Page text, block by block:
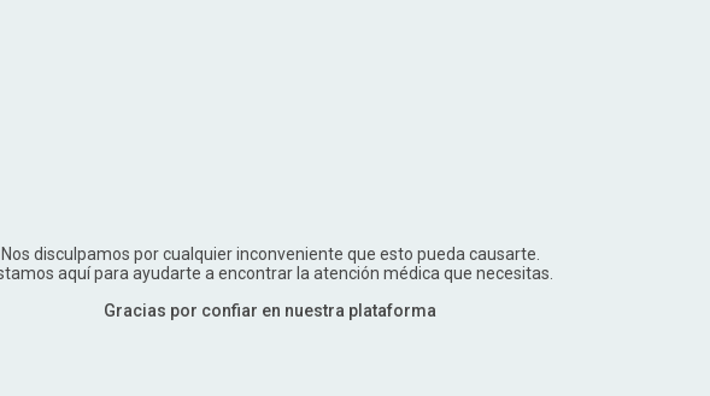
Nos disculpamos por cualquier inconveniente que esto pueda causarte.
aquí para ayudarte a encontrar la atención médica que necesitas.
Gracias por confiar en nuestra plataforma